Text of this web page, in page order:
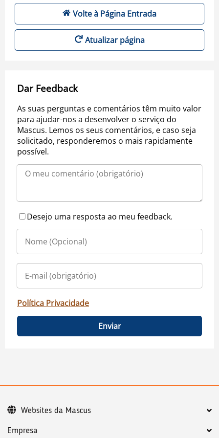
Volte à Página Entrada
Atualizar página
Dar Feedback
As suas perguntas e comentários têm muito valor
para ajudar-nos a desenvolver o serviço do
Mascus. Lemos os seus comentários, e caso seja
solicitado, responderemos o mais rapidamente
possível.
Desejo uma resposta ao meu feedback.
Política Privacidade
Enviar
Empresa
Websites da Mascus